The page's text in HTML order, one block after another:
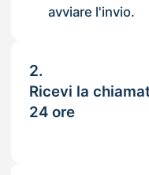
avviare l'invio.
2.
Ricevi la
24 ore